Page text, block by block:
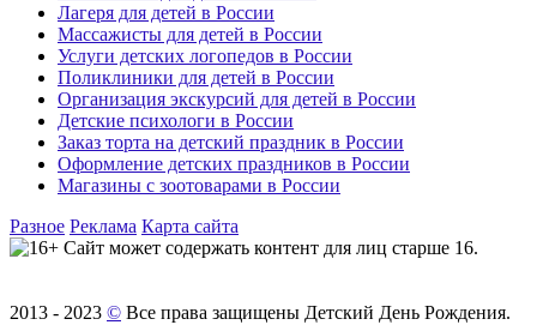
Лагеря для детей в России
Массажисты для детей в России
Услуги детских логопедов в России
Поликлиники для детей в России
Организация экскурсий для детей в России
Детские психологи в России
Заказ торта на детский праздник в России
Оформление детских праздников в России
Магазины с зоотоварами в России
Разное Реклама Карта сайта
Сайт может содержать контент для лиц старше 16.
2013 - 2023 © Все права защищены Детский День Рождения.